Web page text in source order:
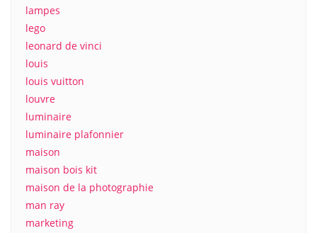
lampes
lego
leonard de vinci
louis
louis vuitton
louvre
luminaire
luminaire plafonnier
maison
maison bois kit
maison de la photographie
man ray
marketing